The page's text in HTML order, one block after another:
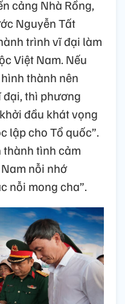
cảng Nhà Rồng,
Nguyễn Tất
trình vĩ đại làm
Việt Nam. Nếu
thành nên
đại, thì phương
đầu khát vọng
lập cho Tổ quốc”.
thành tình cảm
nỗi nhớ
nỗi mong cha”.